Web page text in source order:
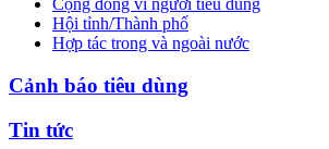
Cộng đồng vì người tiêu dùng
Hội tỉnh/Thành phố
Hợp tác trong và ngoài nước
Cảnh báo tiêu dùng
Tin tức